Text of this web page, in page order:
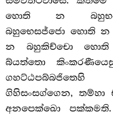
හොති න
බහුභෙසජ්ජො හොති න
න බහුකිච්චො
බ්යත්තො
ගිහිසංසග්ගෙන,
අනපෙක්ඛො